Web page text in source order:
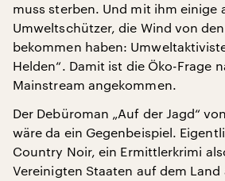
muss sterben. Und mit ihm einige
Umweltschützer, die Wind von
bekommen haben:
Helden“. Damit ist die Öko-Frage
Mainstream angekommen.
Der Debüroman „Auf der Jagd“
wäre da ein Gegenbeispiel.
Country Noir, ein Ermittlerkrimi
Vereinigten Staaten auf dem